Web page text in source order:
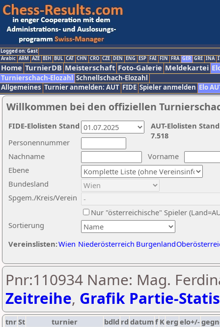
Logged on: Gast
Arabic ARM AZE BIH BUL CAT CHN CRO CZE DEN ENG ESP FAI FIN FRA GER GRE INA
Home TurnierDB Meisterschaft Foto-Galerie Meldekartei
Turnierschach-Elozahl Schnellschach-Elozahl
Allgemeines Turnier anmelden: AUT FIDE Spieler anmelden Elo
Willkommen bei den offiziellen
Nachname
Vorname
Ebene
Sortierung
Personennummer
Bundesland
Spgem./Kreis/Verein
Nur "österreichische" Spieler
Vereinslisten:Wien Niederösterreich Burgenland
AUT-Elolisten
7.518
FIDE-Elolisten Stand
Pnr:110934 Name: Mag.
Zeitreihe, Grafik Partie-
tnrSt turnier bdld rd datumf Kerg elo+/-